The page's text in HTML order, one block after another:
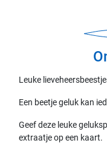
Leuke
Een beetje geluk kan
Geef deze leuke
extraatje op een kaart.